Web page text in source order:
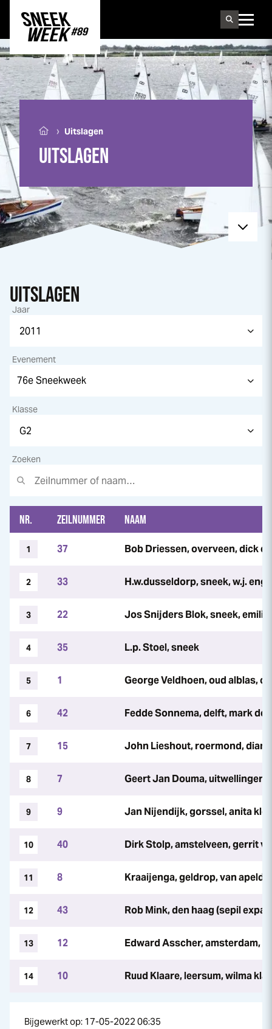
UITSLAGEN
› Uitslagen
UITSLAGEN
Jaar
Evenement
Klasse
Zoeken
NR. ZEILNUMMER NAAM
1 37 Bob Driessen, overveen, dick
2 33 H.w.dusseldorp, sneek, w.j.
3 22 Jos Snijders Blok, sneek,
4 35 L.p. Stoel, sneek
5 1 George Veldhoen, oud alblas,
6 42 Fedde Sonnema, delft, mark de
7 15 John Lieshout, roermond,
8 7 Geert Jan Douma,
9 9 Jan Nijendijk, gorssel, anita
10 40 Dirk Stolp, amstelveen, gerrit
11 8 Kraaijenga, geldrop, van
12 43 Rob Mink, den haag (sepil
13 12 Edward Asscher, amsterdam,
14 10 Ruud Klaare, leersum, wilma
Bijgewerkt op: 17-05-2022 06:35